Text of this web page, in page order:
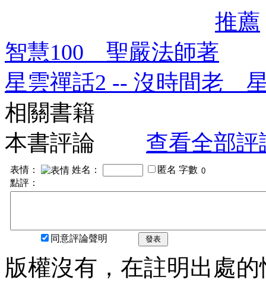
推薦
智慧100 聖嚴法師著
星雲禪話2 -- 沒時間老
相關書籍
本書評論
查看全部評
表情： 姓名： 匿名 字數
點評：
同意評論聲明 發表
版權沒有，在註明出處